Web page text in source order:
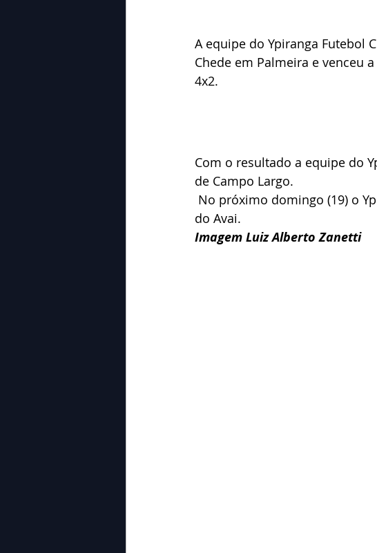
A equipe do Ypiranga Futebol
Chede em Palmeira e venceu
4x2.
Com o resultado a equipe do
de Campo Largo.
do Avai.
Imagem Luiz Alberto Zanetti